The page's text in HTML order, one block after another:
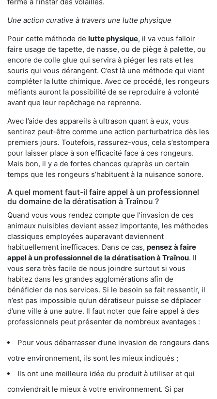
Une action curative à travers une lutte physique
Pour cette méthode de lutte physique, il va vous falloir
faire usage de tapette, de nasse, ou de piège à palette, ou
encore de colle glue qui servira à piéger les rats et les
souris qui vous dérangent. C’est là une méthode qui vient
compléter la lutte chimique. Avec ce procédé, les rongeurs
méfiants auront la possibilité de se reproduire à volonté
avant que leur repêchage ne reprenne.
Avec l’aide des appareils à ultrason quant à eux, vous
sentirez peut-être comme une action perturbatrice dès les
premiers jours. Toutefois, rassurez-vous, cela s’estompera
pour laisser place à son efficacité face à ces rongeurs.
Mais bon, il y a de fortes chances qu’après un certain
temps que les rongeurs s’habituent à la nuisance sonore.
A quel moment faut-il faire appel à un professionnel
du domaine de la dératisation à Traînou ?
Quand vous vous rendez compte que l’invasion de ces
animaux nuisibles devient assez importante, les méthodes
classiques employées auparavant deviennent
habituellement inefficaces. Dans ce cas, pensez à faire
appel à un professionnel de la dératisation à Traînou. Il
vous sera très facile de nous joindre surtout si vous
habitez dans les grandes agglomérations afin de
bénéficier de nos services. Si le besoin se fait ressentir, il
n’est pas impossible qu’un dératiseur puisse se déplacer
d’une ville à une autre. Il faut noter que faire appel à des
professionnels peut présenter de nombreux avantages :
Pour vous débarrasser d’une invasion de rongeurs dans
votre environnement, ils sont les mieux indiqués ;
Ils ont une meilleure idée du produit à utiliser et qui
conviendrait le mieux à votre environnement. Si par